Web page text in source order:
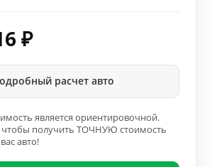
₽
расчет авто
является ориентировочной.
чтобы получить ТОЧНУЮ стоимость
авто!